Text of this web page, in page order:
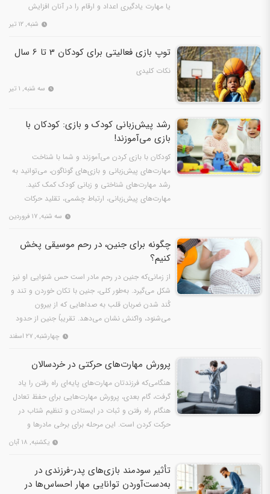
یا مهارت یادگیری اعداد و ارقام را در آنان افزایش
شنبه, ۱۲ تیر
توپ بازی فعالیتی برای کودکان 3 تا 6 سال
نکات کلیدی
سه شنبه, ۱ تیر
رشد پیش‌زبانی کودک و بازی: کودکان با
بازی می‌آموزند!
کودکان با بازی کردن می‌آموزند و شما با شناخت
مهارت‌های پیش‌زبانی و بازی‌های گوناگون، می‌توانید به
رشد مهارت‌های شناختی و زبانی کودک کمک کنید.
مهارت‌های پیش‌زبانی، ارتباط چشمی، تقلید حرکات
سه شنبه, ۱۷ فروردین
چگونه برای جنین، در رحم موسیقی پخش
کنیم؟
از زمانی‌که جنین در رحم مادر است حس شنوایی او نیز
شکل می‌گیرد. به‌طور کلی، جنین با تکان خوردن و تند و
کُند شدن ضربان قلب به صداهایی که از بیرون
می‌شنود، واکنش نشان می‌دهد. تقریباً جنین از حدود
چهارشنبه, ۲۷ اسفند
پرورش مهارت‌های حرکتی در خردسالان
هنگامی‌که فرزندتان مهارت‌های پایه‌ای راه رفتن را یاد
گرفت، گام بعدی، پرورش مهارت‌هایی برای حفظ تعادل
هنگام راه رفتن و ثبات در ایستادن و تنظیم شتاب در
حرکت کردن است. این مرحله برای برخی مادرها و
یکشنبه, ۱۸ آبان
تأثیر سودمند بازی‌های پدر-فرزندی در
به‌دست‌آوردن توانایی مهار احساس‌ها در